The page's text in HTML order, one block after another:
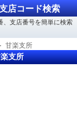
店コード検索
、支店番号を簡単に検索
甘楽支所
支所